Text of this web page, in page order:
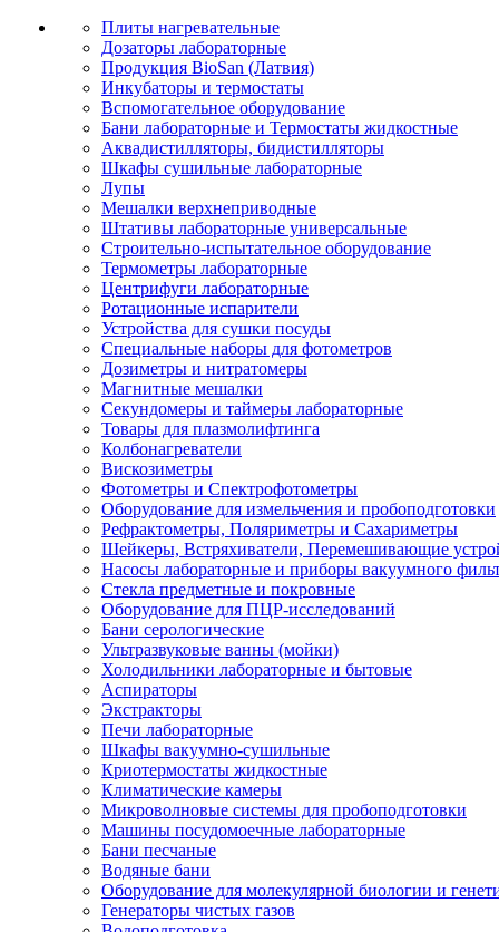
Плиты нагревательные
Дозаторы лабораторные
Продукция BioSan (Латвия)
Инкубаторы и термостаты
Вспомогательное оборудование
Бани лабораторные и Термостаты жидкостные
Аквадистилляторы, бидистилляторы
Шкафы сушильные лабораторные
Лупы
Мешалки верхнеприводные
Штативы лабораторные универсальные
Строительно-испытательное оборудование
Термометры лабораторные
Центрифуги лабораторные
Ротационные испарители
Устройства для сушки посуды
Специальные наборы для фотометров
Дозиметры и нитратомеры
Магнитные мешалки
Секундомеры и таймеры лабораторные
Товары для плазмолифтинга
Колбонагреватели
Вискозиметры
Фотометры и Спектрофотометры
Оборудование для измельчения и пробоподготовки
Рефрактометры, Поляриметры и Сахариметры
Шейкеры, Встряхиватели, Перемешивающие
Насосы лабораторные и приборы вакуумного
Стекла предметные и покровные
Оборудование для ПЦР-исследований
Бани серологические
Ультразвуковые ванны (мойки)
Холодильники лабораторные и бытовые
Аспираторы
Экстракторы
Печи лабораторные
Шкафы вакуумно-сушильные
Криотермостаты жидкостные
Климатические камеры
Микроволновые системы для пробоподготовки
Машины посудомоечные лабораторные
Бани песчаные
Водяные бани
Оборудование для молекулярной биологии и
Генераторы чистых газов